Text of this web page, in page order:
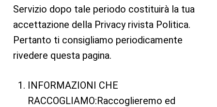
Servizio dopo tale periodo costituirà la tua
accettazione della Privacy rivista Politica.
Pertanto ti consigliamo periodicamente
rivedere questa pagina.
INFORMAZIONI CHE
RACCOGLIAMO:Raccoglieremo ed